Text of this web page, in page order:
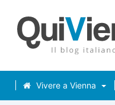
Vivere a Vienna